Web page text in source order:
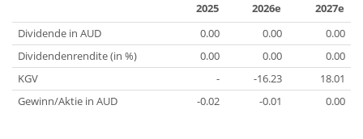
2025 2026e
2027e
Dividende in AUD
0.00 0.00
0.00
Dividendenrendite (in %)
0.00 0.00
0.00
KGV
- -16.23
18.01
Gewinn/Aktie in AUD
-0.02 -0.01 0.00